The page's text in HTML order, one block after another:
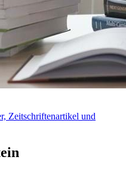
Zeitschriftenartikel und